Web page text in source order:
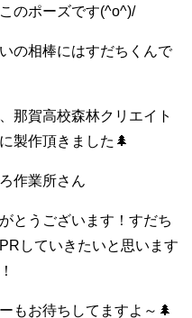
のポーズです(^o^)/
の相棒にはすだちくんで
那賀高校森林クリエイト
製作頂きました🌲
作業所さん
とうございます！すだち
していきたいと思います
もお待ちしてますよ～🌲